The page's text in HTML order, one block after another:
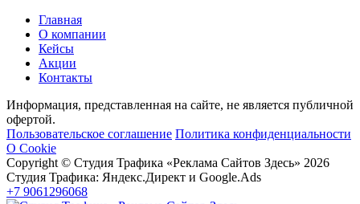
Главная
О компании
Кейсы
Акции
Контакты
Информация, представленная на сайте, не является публичной
офертой.
Пользовательское соглашение Политика конфиденциальности
О Cookie
Copyright © Студия Трафика «Реклама Сайтов Здесь» 2026
Студия Трафика: Яндекс.Директ и Google.Ads
+7 9061296068